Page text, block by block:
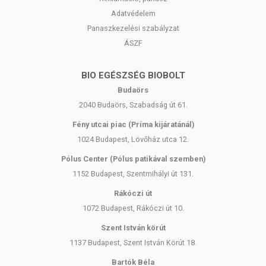
csepp csipkebogyó-olajat, és használd szérumszerűen.
A krém megfelel az EWG "Green Level"
minősítésének, így érzékeny bőrre is ideális. Mentes a
krémekben gyakran előforduló 20 potenciálisan
A tubusos kiszerelés megakadályozza a
natúrkozmetikumoknál gyakran előforduló oxidációt.
melyek akár eltömíthetik a pórusokat. Ezzel szemben
a PURITO krém könnyed és jól használható textúrájú,
miközben hatóanyagait koncentráltan tartalmazza.
Arctisztítás, tonerezés és szérum használata
után vidd fel a bőrödre.
Válj meg a bőrproblémáidtól a PURITO centellás
termékeinek használatával: Arctisztítás után alkalmazz
Adatvédelem
Panaszkezelési szabályzat
ÁSZF
BIO EGÉSZSÉG BIOBOLT
Budaörs
2040 Budaörs, Szabadság út 61.
Fény utcai piac (Príma kijáratánál)
1024 Budapest, Lövőház utca 12.
Pólus Center (Pólus patikával szemben)
1152 Budapest, Szentmihályi út 131.
Rákóczi út
1072 Budapest, Rákóczi út 10.
Szent István körút
1137 Budapest, Szent István Körút 18.
Bartók Béla